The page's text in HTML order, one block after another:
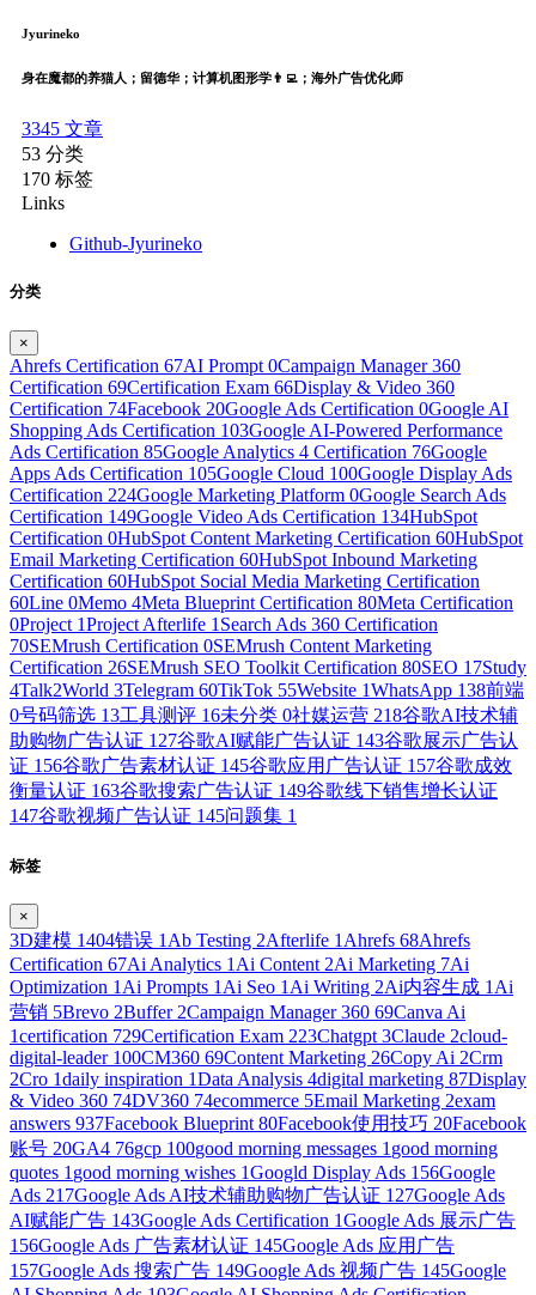
Jyurineko
身在魔都的养猫人；留德华；计算机图形学👨‍💻；海外广告优化师
3345 文章
53 分类
170 标签
Links
Github-Jyurineko
分类
×
Ahrefs Certification 67AI Prompt 0Campaign Manager 360
Certification 69Certification Exam 66Display & Video 360
Certification 74Facebook 20Google Ads Certification 0Google AI
Shopping Ads Certification 103Google AI-Powered Performance
Ads Certification 85Google Analytics 4 Certification 76Google
Apps Ads Certification 105Google Cloud 100Google Display Ads
Certification 224Google Marketing Platform 0Google Search Ads
Certification 149Google Video Ads Certification 134HubSpot
Certification 0HubSpot Content Marketing Certification 60HubSpot
Email Marketing Certification 60HubSpot Inbound Marketing
Certification 60HubSpot Social Media Marketing Certification
60Line 0Memo 4Meta Blueprint Certification 80Meta Certification
0Project 1Project Afterlife 1 Search Ads 360 Certification
70SEMrush Certification 0SEMrush Content Marketing
Certification 26SEMrush SEO Toolkit Certification 80SEO 17Study
4Talk2World 3Telegram 60TikTok 55Website 1WhatsApp 138前端
0号码筛选 13工具测评 16未分类 0社媒运营 218谷歌AI技术辅
助购物广告认证 127谷歌AI赋能广告认证 143谷歌展示广告认
证 156谷歌广告素材认证 145谷歌应用广告认证 157谷歌成效
衡量认证 163谷歌搜索广告认证 149谷歌线下销售增长认证
147谷歌视频广告认证 145问题集 1
标签
×
3D建模 1404错误 1 Ab Testing 2Afterlife 1 Ahrefs 68Ahrefs
Certification 67Ai Analytics 1 Ai Content 2Ai Marketing 7Ai
Optimization 1 Ai Prompts 1 Ai Seo 1 Ai Writing 2Ai内容生成 1 Ai
营销 5Brevo 2Buffer 2Campaign Manager 360 69Canva Ai
1certification 729Certification Exam 223Chatgpt 3Claude 2cloud-
digital-leader 100CM360 69Content Marketing 26Copy Ai 2Crm
2Cro 1daily inspiration 1Data Analysis 4digital marketing 87Display
& Video 360 74DV360 74ecommerce 5Email Marketing 2exam
answers 937Facebook Blueprint 80Facebook使用技巧 20Facebook
账号 20GA4 76gcp 100good morning messages 1 good morning
quotes 1 good morning wishes 1Googld Display Ads 156Google
Ads 217Google Ads AI技术辅助购物广告认证 127Google Ads
AI赋能广告 143Google Ads Certification 1Google Ads 展示广告
156Google Ads 广告素材认证 145Google Ads 应用广告
157Google Ads 搜索广告 149Google Ads 视频广告 145Google